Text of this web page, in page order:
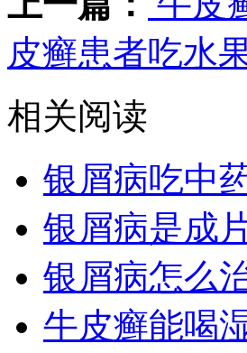
皮癣患者吃水
相关阅读
银屑病吃中
银屑病是成
银屑病怎么
牛皮癣能喝